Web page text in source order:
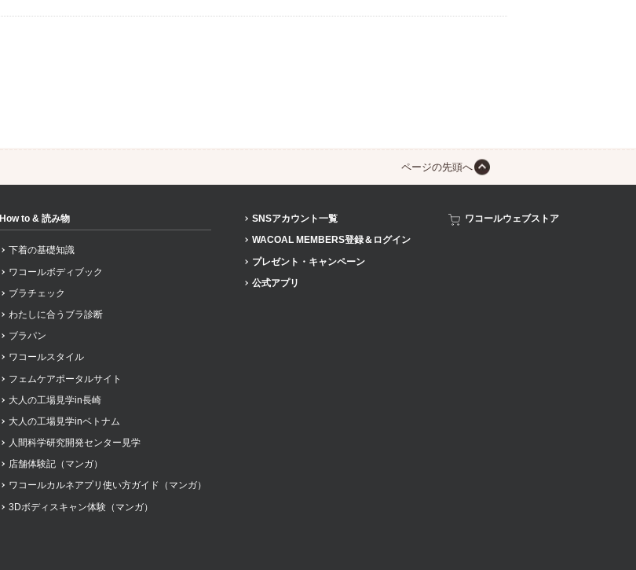
ページの先頭へ
How to & 読み物
下着の基礎知識
ワコールボディブック
ブラチェック
わたしに合うブラ診断
ブラパン
ワコールスタイル
フェムケアポータルサイト
大人の工場見学in長崎
大人の工場見学inベトナム
人間科学研究開発センター見学
店舗体験記（マンガ）
ワコールカルネアプリ使い方ガイド（マンガ）
3Dボディスキャン体験（マンガ）
SNSアカウント一覧
WACOAL MEMBERS登録＆ログイン
プレゼント・キャンペーン
公式アプリ
ワコールウェブストア